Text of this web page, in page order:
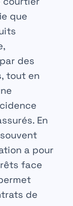
que
des
tout en
En
a pour
face
de